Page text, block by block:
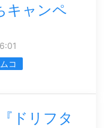
キャンペ
コ
ドリフタ